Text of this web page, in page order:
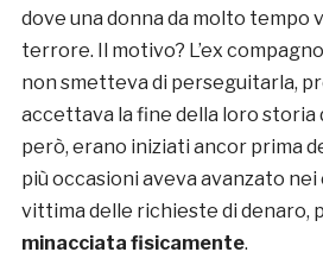
dove una donna da molto tempo
terrore. Il motivo? L’ex
non smetteva di perseguitarla,
accettava la fine della loro storia
però, erano iniziati ancor prima
più occasioni aveva avanzato
vittima delle richieste di denaro,
minacciata fisicamente.